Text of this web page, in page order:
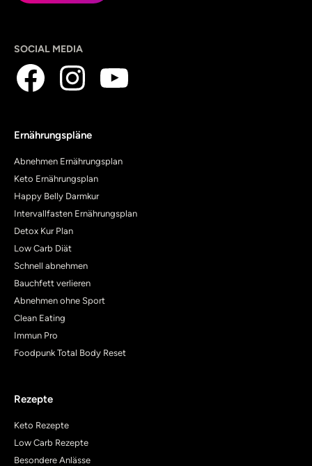
SOCIAL MEDIA
Ernährungspläne
Abnehmen Ernährungsplan
Keto Ernährungsplan
Happy Belly Darmkur
Intervallfasten Ernährungsplan
Detox Kur Plan
Low Carb Diät
Schnell abnehmen
Bauchfett verlieren
Abnehmen ohne Sport
Clean Eating
Immun Pro
Foodpunk Total Body Reset
Rezepte
Keto Rezepte
Low Carb Rezepte
Besondere Anlässe